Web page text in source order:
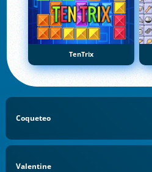
TenTrix
Coqueteo
Valentine